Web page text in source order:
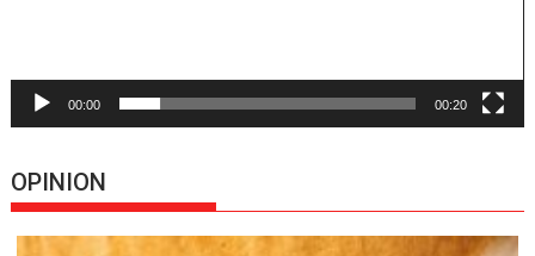
00:00 00:20
OPINION